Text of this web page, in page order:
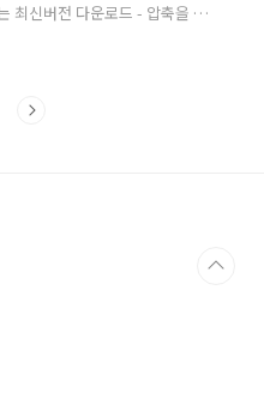
신버전 다운로드 - 압축을 해
maven-3.6.3-
maven-3.6.3